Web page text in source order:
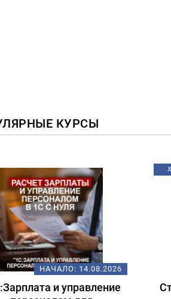
КУРСЫ
НАЧАЛО: 14.08.2026
и управление